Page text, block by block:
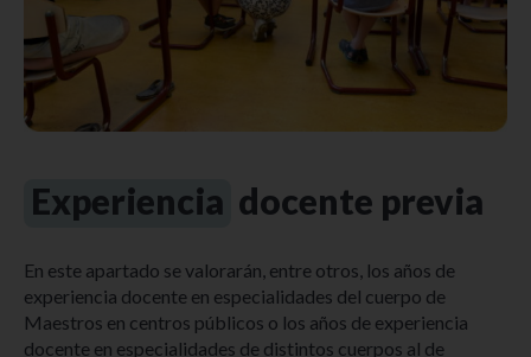
Experiencia docente previa
En este apartado se valorarán, entre otros, los años de
experiencia docente en especialidades del cuerpo de
Maestros en centros públicos o los años de experiencia
docente en especialidades de distintos cuerpos al de